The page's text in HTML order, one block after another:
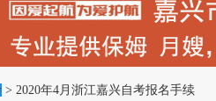
> 2020年4月浙江嘉兴自考报名手续